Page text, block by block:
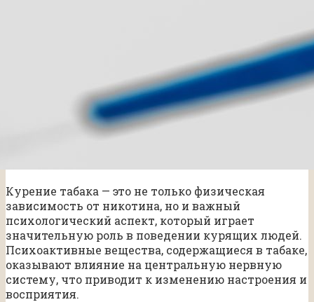
Курение табака — это не только физическая
зависимость от никотина, но и важный
психологический аспект, который играет
значительную роль в поведении курящих людей.
Психоактивные вещества, содержащиеся в табаке,
оказывают влияние на центральную нервную
систему, что приводит к изменению настроения и
восприятия.